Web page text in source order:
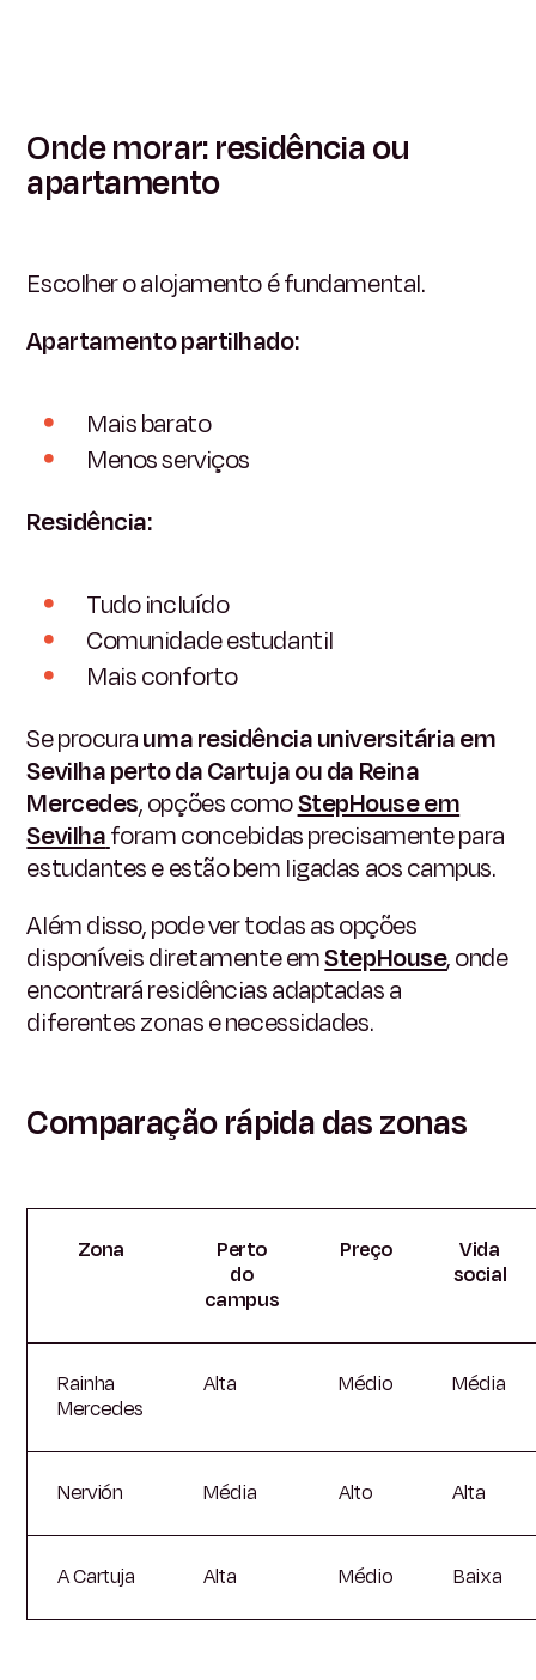
Onde morar: residência ou
apartamento
Escolher o alojamento é fundamental.
Apartamento partilhado:
Mais barato
Menos serviços
Residência:
Tudo incluído
Comunidade estudantil
Mais conforto
Se procurauma residência universitária em
Sevilha perto da Cartuja ou da Reina
Mercedes, opções comoStepHouse em
Sevilhaforam concebidas precisamente para
estudantes e estão bem ligadas aos campus.
Além disso, pode ver todas as opções
disponíveis diretamente emStepHouse,onde
encontrará residências adaptadas a
diferentes zonas e necessidades.
Comparação rápida das zonas
Zona
Perto
do
campus
Preço
Vida
social
Rainha
Mercedes
Alta Médio Média
Nervión Média Alto Alta
A Cartuja Alta Médio Baixa